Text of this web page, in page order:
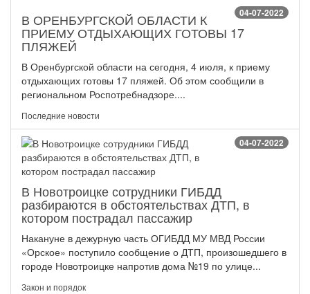
04-07-2022
В ОРЕНБУРГСКОЙ ОБЛАСТИ К
ПРИЕМУ ОТДЫХАЮЩИХ ГОТОВЫ 17
ПЛЯЖЕЙ
В Оренбургской области на сегодня, 4 июля, к приему
отдыхающих готовы 17 пляжей. Об этом сообщили в
региональном Роспотребнадзоре....
Последние новости
04-07-2022
В Новотроицке сотрудники ГИБДД
разбираются в обстоятельствах ДТП, в
котором пострадал пассажир
Накануне в дежурную часть ОГИБДД МУ МВД России
«Орское» поступило сообщение о ДТП, произошедшего в
городе Новотроицке напротив дома №19 по улице...
Закон и порядок